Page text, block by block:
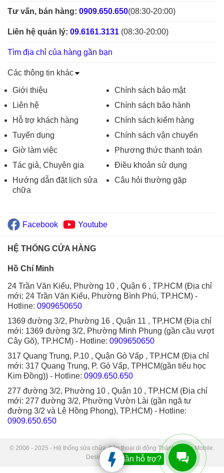
Tư vấn, bán hàng: 0909.650.650(08:30-20:00)
Liên hệ quản lý: 09.6161.3131 (08:30-20:00)
Tìm địa chỉ của hàng gần bạn
Các thông tin khác
Giới thiệu
Liên hệ
Hỗ trợ khách hàng
Tuyển dụng
Giờ làm việc
Tác giả, Chuyên gia
Hướng dẫn đặt lịch sửa
chữa
Chính sách bảo mật
Chính sách bảo hành
Chính sách kiểm hàng
Chính sách vận chuyển
Phương thức thanh toán
Điều khoản sử dụng
Câu hỏi thường gặp
Facebook Youtube
HỆ THỐNG CỬA HÀNG
Hồ Chí Minh
24 Trần Văn Kiểu, Phường 10 , Quận 6 , TP.HCM (Địa chỉ
mới: 24 Trần Văn Kiểu, Phường Bình Phú, TP.HCM) -
Hotline: 0909650650
1369 đường 3/2, Phường 16 , Quận 11 , TP.HCM (Địa chỉ
mới: 1369 đường 3/2, Phường Minh Phụng (gần cầu vượt
Cây Gõ), TP.HCM) - Hotline: 0909650650
317 Quang Trung, P.10 , Quận Gò Vấp , TP.HCM (Địa chỉ
mới: 317 Quang Trung, P. Gò Vấp, TPHCM(gần tiểu học
Kim Đồng)) - Hotline: 0909.650.650
277 đường 3/2, Phường 10 , Quận 10 , TP.HCM (Địa chỉ
mới: 277 đường 3/2, Phường Vườn Lài (gần ngã tư
đường 3/2 và Lê Hồng Phong), TP.HCM) - Hotline:
0909.650.650
© 2006 - 2025 - Hệ thống sửa chữa điện thoại di động Thành Trung Mobile.
Designed by Sudo.
Bạn cần hỗ trợ?